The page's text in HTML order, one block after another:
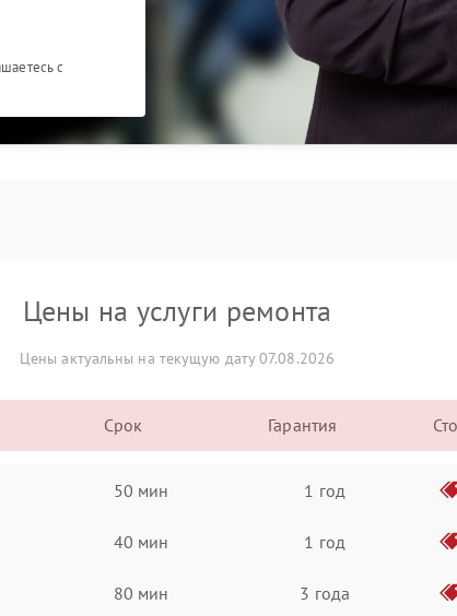
с
Цены на услуги ремонта
Цены актуальны на текущую дату 07.08.2026
Срок Гарантия
50 мин 1 год
40 мин 1 год
80 мин 3 года